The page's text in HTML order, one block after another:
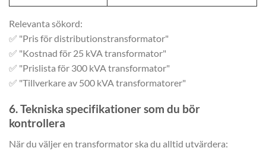
Relevanta sökord:
✅ "Pris för distributionstransformator"
✅ "Kostnad för 25 kVA transformator"
✅ "Prislista för 300 kVA transformator"
✅ "Tillverkare av 500 kVA transformatorer"
6. Tekniska specifikationer som du bör
kontrollera
När du väljer en transformator ska du alltid utvärdera: